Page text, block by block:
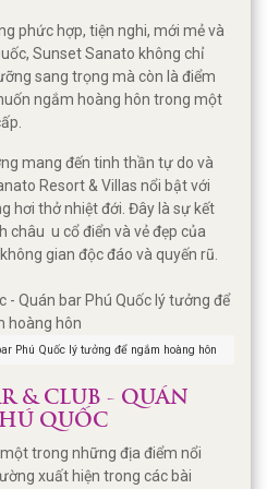
phức hợp, tiện nghi, mới mẻ và
Sunset Sanato không chỉ
sang trọng mà còn là điểm
ngắm hoàng hôn trong một
mang đến tinh thần tự do và
Resort & Villas nổi bật với
hơi thở nhiệt đới. Đây là sự kết
châu u cổ điển và vẻ đẹp của
gian độc đáo và quyến rũ.
Phú Quốc lý tưởng để ngắm hoàng hôn
& CLUB - QUÁN
QUỐC
trong những địa điểm nổi
xuất hiện trong các bài